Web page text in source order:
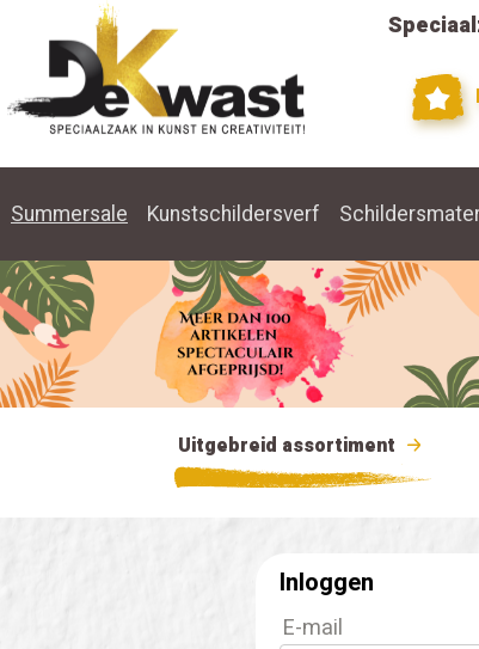
Summersale Kunstschildersverf
Uitgebreid assortiment
Inloggen
E-mail